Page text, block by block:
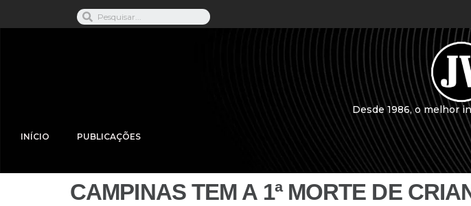
Desde 1986, o melhor
INÍCIO PUBLICAÇÕES
CAMPINAS TEM A 1ª MORTE DE